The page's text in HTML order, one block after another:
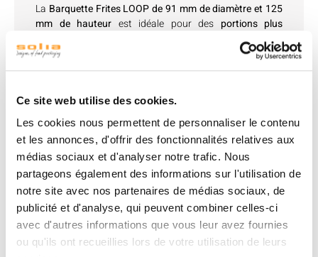
Ce site web utilise des cookies.
Les cookies nous permettent de personnaliser le contenu
et les annonces, d'offrir des fonctionnalités relatives aux
médias sociaux et d'analyser notre trafic. Nous
partageons également des informations sur l'utilisation de
notre site avec nos partenaires de médias sociaux, de
publicité et d'analyse, qui peuvent combiner celles-ci
avec d'autres informations que vous leur avez fournies
ou qu'ils ont recueillies lors de votre utilisation de leurs
La Barquette Frites LOOP de 91 mm de diamètre et 125
mm de hauteur est idéale pour des portions plus
. En PP noir, elle combine solidité,
réutilisabilité et esthétique, offrant une solution parfaite
pour les restaurateurs et les services à emporter qui
Sa forme ergonomique permet une
et assure une présentation soignée de vos frites ou
autres plats en portion individuelle. Cette barquette est
non seulement adaptée à une utilisation professionnelle
mais aussi facile à nettoyer grâce à sa compatibilité
avec le lave-vaisselle . Elle fait partie de la gamme LOOP,
un choix parfait pour ceux qui privilégient des solutions
durables et harmonieuses.